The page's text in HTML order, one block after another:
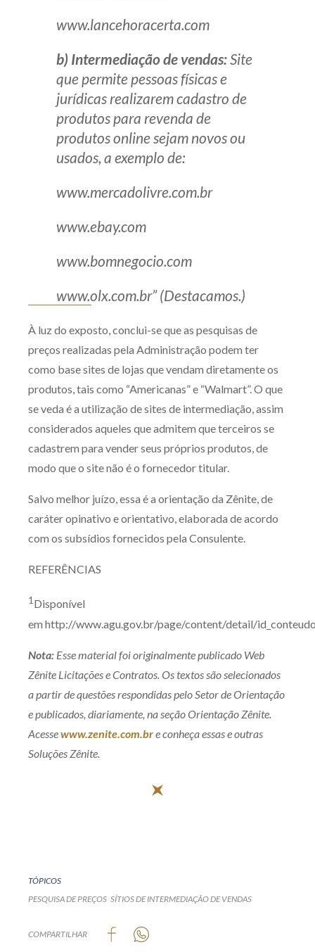
www.lancehoracerta.com
b) Intermediação de vendas:Site
que permite pessoas físicas e
jurídicas realizarem cadastro de
produtos para revenda de
produtos online sejam novos ou
usados, a exemplo de:
www.mercadolivre.com.br
www.ebay.com
www.bomnegocio.com
www.olx.com.br” (Destacamos.)
À luz do exposto, conclui-se que as pesquisas de
preços realizadas pela Administração podem ter
como base sites de lojas que vendam diretamente os
produtos, tais como “Americanas” e “Walmart”. O que
se veda é a utilização de sites de intermediação, assim
considerados aqueles que admitem que terceiros se
cadastrem para vender seus próprios produtos, de
modo que o site não é o fornecedor titular.
Salvo melhor juízo, essa é a orientação da Zênite, de
caráter opinativo e orientativo, elaborada de acordo
com os subsídios fornecidos pela Consulente.
REFERÊNCIAS
1Disponível
em http://www.agu.gov.br/page/content/detail/
Nota: Esse material foi originalmente publicado Web
Zênite Licitações e Contratos. Os textos são selecionados
a partir de questões respondidas pelo Setor de Orientação
e publicados, diariamente, na seção Orientação Zênite.
Acessewww.zenite.com.bre conheça essas e outras
Soluções Zênite.
TÓPICOS
PESQUISA DE PREÇOS SÍTIOS DE INTERMEDIAÇÃO DE VENDAS
COMPARTILHAR